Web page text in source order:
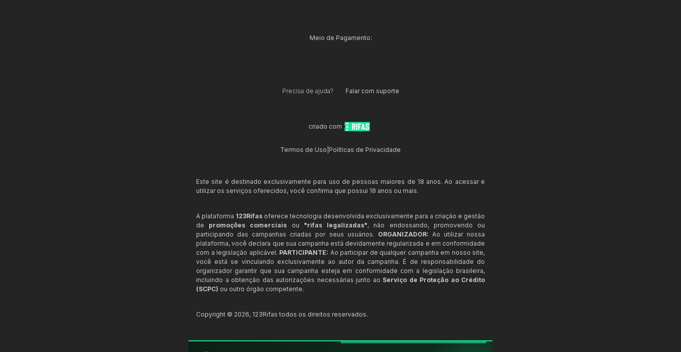
Meio de Pagamento:
Precisa de ajuda? Falar com suporte
criado com
Termos de Uso Políticas de Privacidade
Este site é destinado exclusivamente para uso de pessoas maiores de 18 anos. Ao acessar e
utilizar os serviços oferecidos, você confirma que possui 18 anos ou mais.
A plataforma 123Rifas oferece tecnologia desenvolvida exclusivamente para a criação e gestão
de promoções comerciais ou "rifas legalizadas", não endossando, promovendo ou
participando das campanhas criadas por seus usuários. ORGANIZADOR: Ao utilizar nossa
plataforma, você declara que sua campanha está devidamente regularizada e em conformidade
com a legislação aplicável. PARTICIPANTE: Ao participar de qualquer campanha em nosso site,
você está se vinculando exclusivamente ao autor da campanha. É de responsabilidade do
organizador garantir que sua campanha esteja em conformidade com a legislação brasileira,
incluindo a obtenção das autorizações necessárias junto ao Serviço de Proteção ao Crédito
(SCPC) ou outro órgão competente.
Copyright © 2026, 123Rifas todos os direitos reservados.